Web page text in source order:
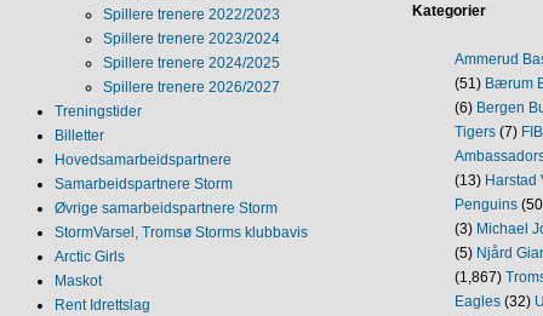
Spillere trenere 2022/2023
Spillere trenere 2023/2024
Spillere trenere 2024/2025
Spillere trenere 2026/2027
Treningstider
Billetter
Hovedsamarbeidspartnere
Samarbeidspartnere Storm
Øvrige samarbeidspartnere Storm
StormVarsel, Tromsø Storms klubbavis
Arctic Girls
Maskot
Rent Idrettslag
Kategorier
Ammerud
(51) Bærum
(6) Bergen
Tigers (7)
(13) Harstad
Penguins
(3) Michael
(5) Njård
(1,867)
Eagles (32)